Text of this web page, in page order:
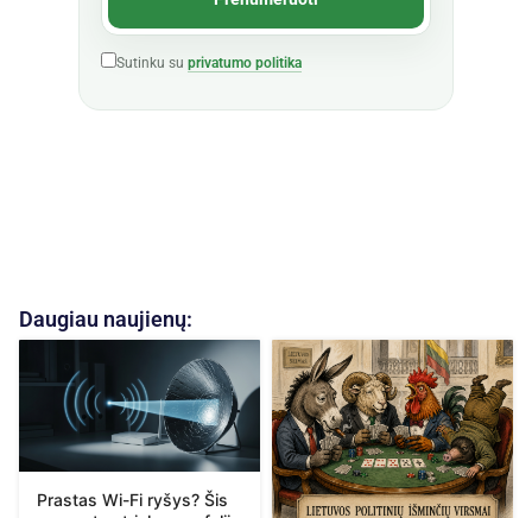
Sutinku su privatumo politika
Daugiau naujienų:
Prastas Wi-Fi ryšys? Šis